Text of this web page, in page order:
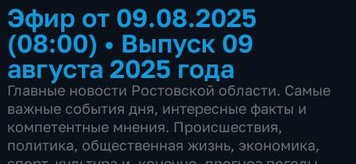
Эфир от 09.08.2025
(08:00) • Выпуск 09
августа 2025 года
Главные новости Ростовской области. Самые
важные события дня, интересные факты и
компетентные мнения. Происшествия,
политика, общественная жизнь, экономика,